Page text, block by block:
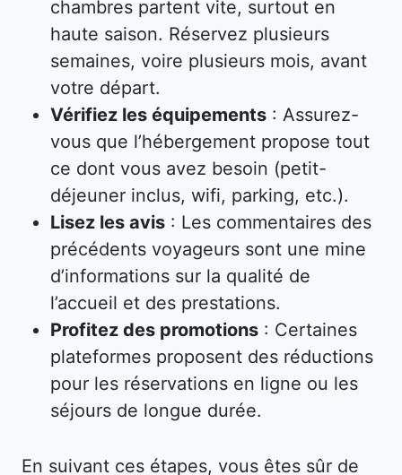
chambres partent vite, surtout en
haute saison. Réservez plusieurs
semaines, voire plusieurs mois, avant
votre départ.
Vérifiez les équipements : Assurez-
vous que l’hébergement propose tout
ce dont vous avez besoin (petit-
déjeuner inclus, wifi, parking, etc.).
Lisez les avis : Les commentaires des
précédents voyageurs sont une mine
d’informations sur la qualité de
l’accueil et des prestations.
Profitez des promotions : Certaines
plateformes proposent des réductions
pour les réservations en ligne ou les
séjours de longue durée.
En suivant ces étapes, vous êtes sûr de